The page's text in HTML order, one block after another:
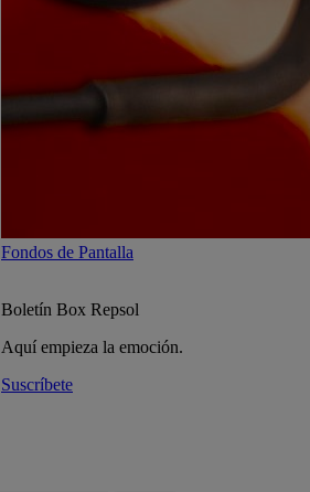
Fondos de Pantalla
Boletín Box Repsol
Aquí empieza la emoción.
Suscríbete